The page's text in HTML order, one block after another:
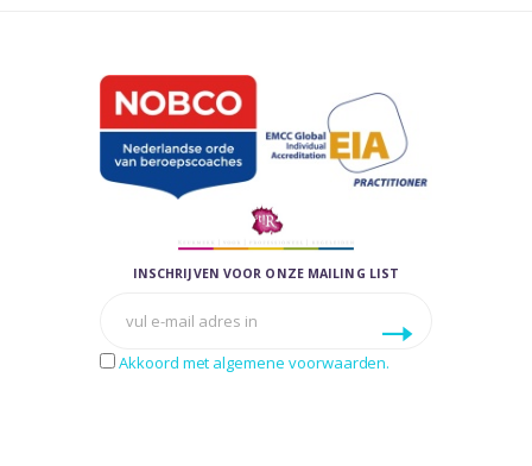
INSCHRIJVEN VOOR ONZE MAILING LIST
Akkoord met algemene voorwaarden.